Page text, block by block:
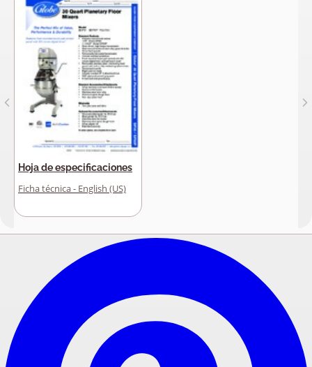
Hoja de especificaciones
Ficha técnica - English (US)